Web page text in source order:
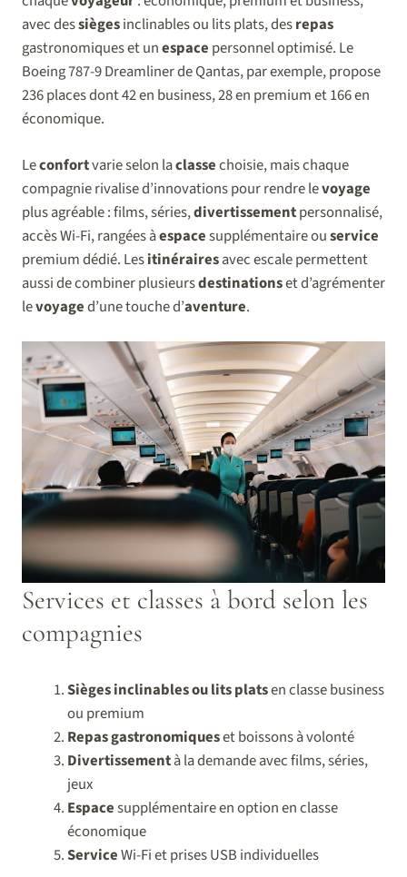
avec dessiègesinclinables ou lits plats, desrepas
gastronomiques et unespace personnel optimisé. Le
Boeing 787-9 Dreamliner de Qantas, par exemple, propose
236 places dont 42 en business, 28 en premium et 166 en
économique.
Leconfortvarie selon laclassechoisie, mais chaque
compagnie rivalise d’innovations pour rendre levoyage
plus agréable : films, séries,divertissementpersonnalisé,
accès Wi-Fi, rangées àespacesupplémentaire ouservice
premium dédié. Lesitinérairesavec escale permettent
aussi de combiner plusieursdestinationset d’agrémenter
levoyaged’une touche d’aventure.
Services et classes à bord selon les
compagnies
Sièges inclinables ou lits platsen classe business
ou premium
Repas gastronomiqueset boissons à volonté
Divertissementà la demande avec films, séries,
jeux
Espacesupplémentaire en option en classe
économique
ServiceWi-Fi et prises USB individuelles